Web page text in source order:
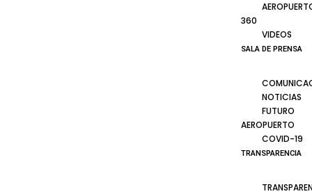
360
VIDEOS
SALA DE PRENSA
NOTICIAS
FUTURO
AEROPUERTO
COVID-19
TRANSPARENCIA